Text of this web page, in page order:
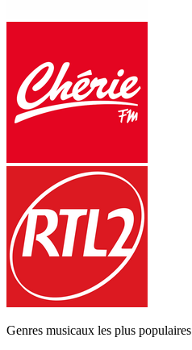
Genres musicaux les plus populaires